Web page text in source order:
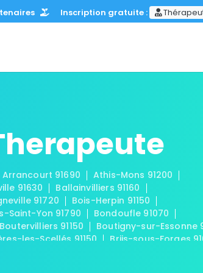
Inscription gratuite :
Arrancourt 91690
Athis-Mons 91200
91630
Ballainvilliers 91160
91720
Bois-Herpin 91150
Saint-Yon 91790
Bondoufle 91070
Boutervilliers 91150
Boutigny-sur-Essonne
les-Scellés 91150
Briis-sous-Forges